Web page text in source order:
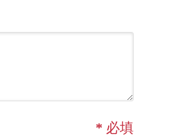
* 必填